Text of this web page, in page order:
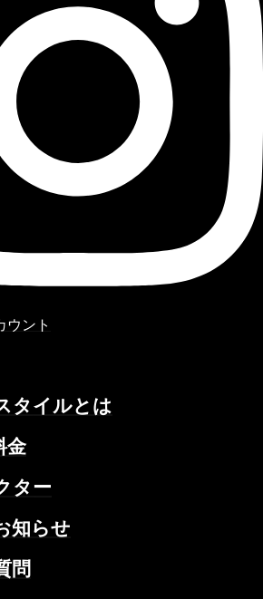
ウント
タイルとは
金
ター
知らせ
問